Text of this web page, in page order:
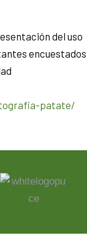
del uso
encuestados
patate/